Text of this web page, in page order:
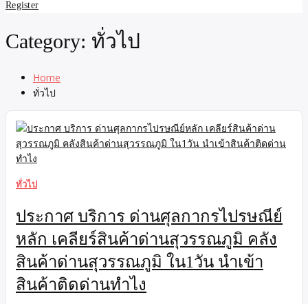
Register
Category: ทั่วไป
Home
ทั่วไป
ทั่วไป
ประกาศ บริการ ด่านศุลกากรไปรษณีย์
หลัก เคลียร์สินค้าด่านสุวรรณภูมิ คลัง
สินค้าด่านสุวรรณภูมิ ใน1วัน นำเข้า
สินค้าติดด่านทำไง